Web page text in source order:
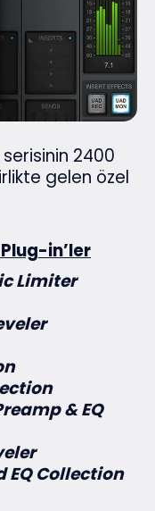
2400
gelen özel
in’ler
Limiter
& EQ
EQ Collection